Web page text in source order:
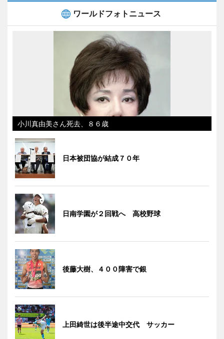
ワールドフォトニュース
小川真由美さん死去、８６歳
日本被団協が結成７０年
日南学園が２回戦へ 高校野球
後藤大樹、４００障害で銀
上田綺世は後半途中交代 サッカー